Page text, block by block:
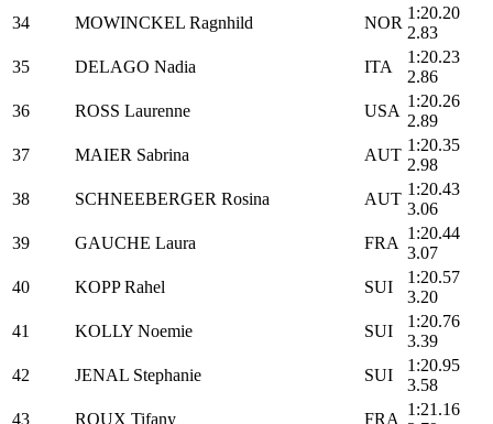
34
MOWINCKEL Ragnhild NOR
2.83
35
DELAGO Nadia ITA
2.86
36
ROSS Laurenne USA
2.89
37
MAIER Sabrina AUT
2.98
38
SCHNEEBERGER Rosina AUT
3.06
39
GAUCHE Laura FRA
3.07
40
KOPP Rahel SUI
3.20
41
KOLLY Noemie SUI
3.39
42
JENAL Stephanie SUI
3.58
43
ROUX Tifany FRA